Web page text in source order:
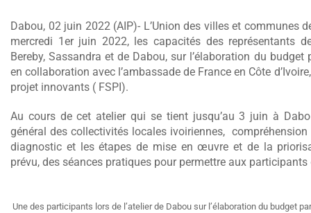
Dabou, 02 juin 2022 (AIP)- L’Union des villes et communes
mercredi 1er juin 2022, les capacités des représentants
Bereby, Sassandra et de Dabou, sur l’élaboration du
en collaboration avec l’ambassade de France en Côte
projet innovants ( FSPI).
Au cours de cet atelier qui se tient jusqu’au 3 juin à
général des collectivités locales ivoiriennes,
diagnostic et les étapes de mise en œuvre et de la
prévu, des séances pratiques pour permettre aux
Une des participants lors de l’atelier de Dabou sur l’élaboration du budget